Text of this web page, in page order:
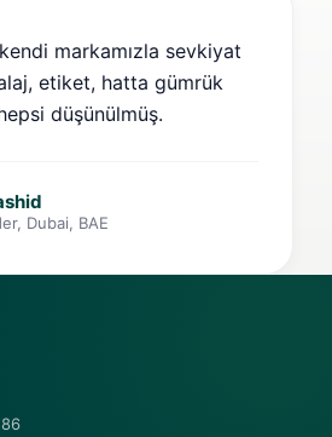
markamızla sevkiyat
etiket, hatta gümrük
düşünülmüş.
Dubai, BAE